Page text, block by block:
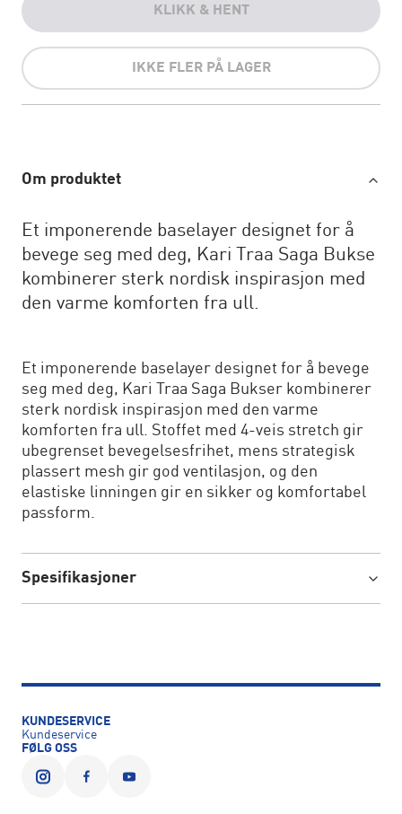
KLIKK & HENT
IKKE FLER PÅ LAGER
Om produktet
Et imponerende baselayer designet for å
bevege seg med deg, Kari Traa Saga Bukse
kombinerer sterk nordisk inspirasjon med
den varme komforten fra ull.
Et imponerende baselayer designet for å bevege
seg med deg, Kari Traa Saga Bukser kombinerer
sterk nordisk inspirasjon med den varme
komforten fra ull. Stoffet med 4-veis stretch gir
ubegrenset bevegelsesfrihet, mens strategisk
plassert mesh gir god ventilasjon, og den
elastiske linningen gir en sikker og komfortabel
passform.
Spesifikasjoner
KUNDESERVICE
Kundeservice
FØLG OSS